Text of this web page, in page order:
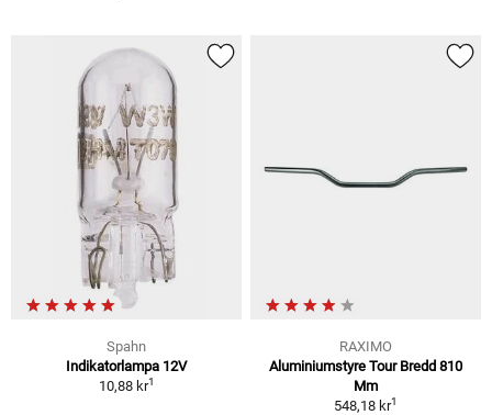
Spahn
Indikatorlampa 12V
10,88 kr1
RAXIMO
Aluminiumstyre Tour Bredd 810
Mm
548,18 kr1